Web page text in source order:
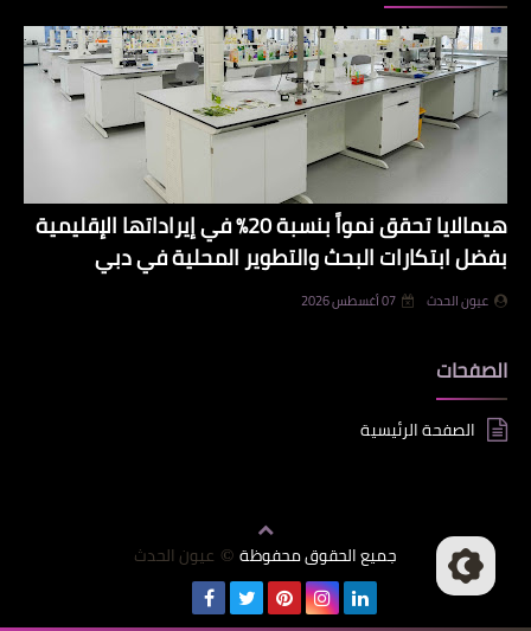
هيمالايا تحقق نمواً بنسبة 20% في إيراداتها الإقليمية
بفضل ابتكارات البحث والتطوير المحلية في دبي
عيون الحدث 07 أغسطس 2026
الصفحات
الصفحة الرئيسية
جميع الحقوق محفوظة © عيون الحدث